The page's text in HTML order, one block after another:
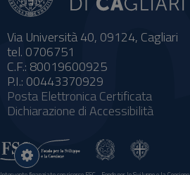
Via Università 40, 09124, Cagliari
tel. 0706751
C.F.: 80019600925
P.I.: 00443370929
Posta Elettronica Certificata
Dichiarazione di Accessibilità
Impostazioni
cookie